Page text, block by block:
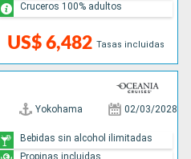
US$ 6,482 Tasas incluidas
Cruceros 100% adultos
Yokohama 02/03/2028
Bebidas sin alcohol ilimitadas
Propinas incluidas